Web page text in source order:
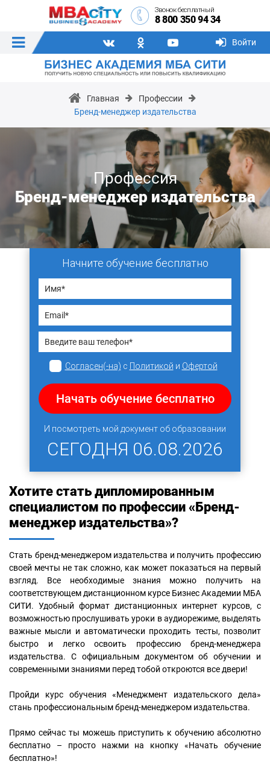
Звонок бесплатный
8 800 350 94 34
Войти
Главная
Профессии
Бренд-менеджер издательства
Профессия
Бренд-менеджер издательства
Начните обучение бесплатно
Согласен(-на) с Политикой и Офертой
Начать обучение бесплатно
И посмотреть мой документ об образовании
СЕГОДНЯ 06.08.2026
Хотите стать дипломированным
специалистом по профессии «Бренд-
менеджер издательства»?
Стать бренд-менеджером издательства и получить профессию
своей мечты не так сложно, как может показаться на первый
взгляд. Все необходимые знания можно получить на
соответствующем дистанционном курсе Бизнес Академии МБА
СИТИ. Удобный формат дистанционных интернет курсов, с
возможностью прослушивать уроки в аудиорежиме, выделять
важные мысли и автоматически проходить тесты, позволит
быстро и легко освоить профессию бренд-менеджера
издательства. С официальным документом об обучении и
современными знаниями перед тобой откроются все двери!
Пройди курс обучения «Менеджмент издательского дела»
стань профессиональным бренд-менеджером издательства.
Прямо сейчас ты можешь приступить к обучению абсолютно
бесплатно – просто нажми на кнопку «Начать обучение
бесплатно»!